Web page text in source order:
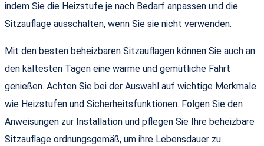
indem Sie die Heizstufe je nach Bedarf anpassen und die
Sitzauflage ausschalten, wenn Sie sie nicht verwenden.
Mit den besten beheizbaren Sitzauflagen können Sie auch an
den kältesten Tagen eine warme und gemütliche Fahrt
genießen. Achten Sie bei der Auswahl auf wichtige Merkmale
wie Heizstufen und Sicherheitsfunktionen. Folgen Sie den
Anweisungen zur Installation und pflegen Sie Ihre beheizbare
Sitzauflage ordnungsgemäß, um ihre Lebensdauer zu